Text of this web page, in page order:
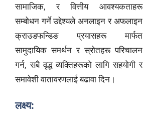
सामाजिक, र वित्तीय आवश्यकताहरू
सम्बोधन गर्ने उद्देश्यले अनलाइन र अफलाइन
क्राउडफन्डिङ प्रयासहरू मार्फत
सामुदायिक समर्थन र स्रोतहरू परिचालन
गर्न, सबै वृद्ध व्यक्तिहरूको लागि सहयोगी र
समावेशी वातावरणलाई बढावा दिन।
लक्ष्य: